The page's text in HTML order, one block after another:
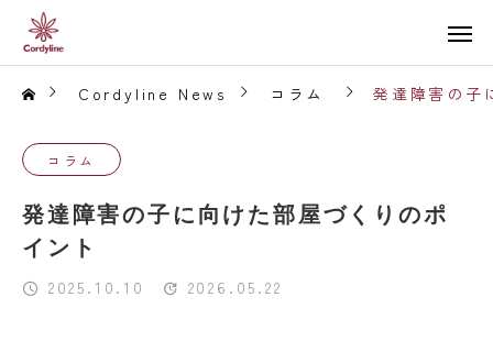
Cordyline News コラム 発達障害の子
コラム
発達障害の子に向けた部屋づくりのポ
イント
2025.10.10 2026.05.22